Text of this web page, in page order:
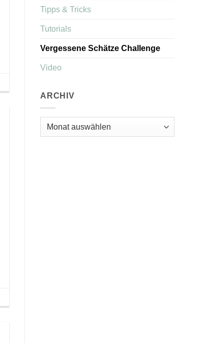
Tipps & Tricks
Tutorials
Vergessene Schätze Challenge
Video
ARCHIV
Archiv